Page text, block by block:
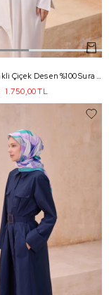
1.750,00 TL